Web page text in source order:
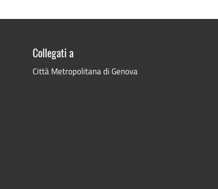
Collegati a
Città Metropolitana di Genova